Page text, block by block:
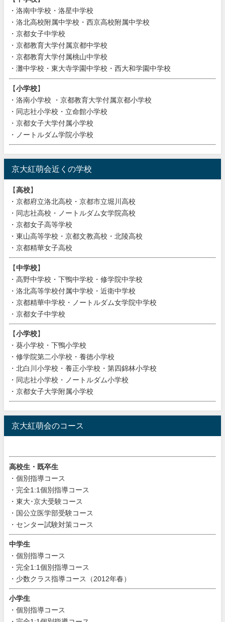
・洛南中学校・洛星中学校
・洛北高校附属中学校・西京高校附属中学校
・京都女子中学校
・京都教育大学付属京都中学校
・京都教育大学付属桃山中学校
・灘中学校・東大寺学園中学校・西大和学園中学校
【小学校】
・洛南小学校 ・京都教育大学付属京都小学校
・同志社小学校・立命館小学校
・京都女子大学付属小学校
・ノートルダム学院小学校
京大紅萌会近くの学校
【高校】
・京都府立洛北高校・京都市立堀川高校
・同志社高校・ノートルダム女学院高校
・京都女子高等学校
・東山高等学校・京都文教高校・北陵高校
・京都精華女子高校
【中学校】
・高野中学校・下鴨中学校・修学院中学校
・洛北高等学校付属中学校・近衛中学校
・京都精華中学校・ノートルダム女学院中学校
・京都女子中学校
【小学校】
・葵小学校・下鴨小学校
・修学院第二小学校・養徳小学校
・北白川小学校・養正小学校・第四錦林小学校
・同志社小学校・ノートルダム小学校
・京都女子大学附属小学校
京大紅萌会のコース
高校生・既卒生
・個別指導コース
・完全1:1個別指導コース
・東大･京大受験コース
・国公立医学部受験コース
・センター試験対策コース
中学生
・個別指導コース
・完全1:1個別指導コース
・少数クラス指導コース（2012年春）
小学生
・個別指導コース